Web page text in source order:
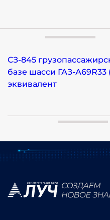
СЗ-845
базе шасси ГАЗ-
эквивалент